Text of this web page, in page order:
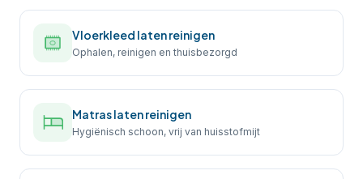
Vloerkleed laten reinigen
Ophalen, reinigen en thuisbezorgd
Matras laten reinigen
Hygiënisch schoon, vrij van huisstofmijt